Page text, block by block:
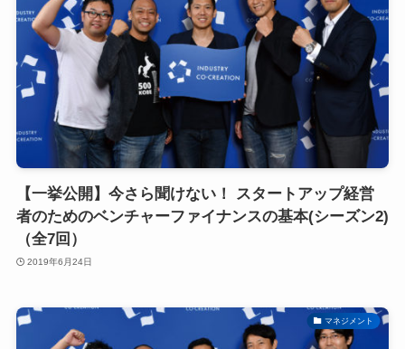
【一挙公開】今さら聞けない！ スタートアップ経営
者のためのベンチャーファイナンスの基本(シーズン2)
（全7回）
2019年6月24日
マネジメント